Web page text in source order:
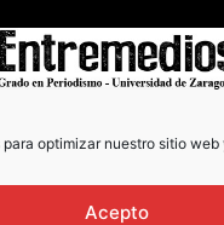
optimizar nuestro sitio
Acepto